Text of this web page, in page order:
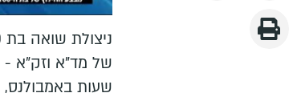
שעות באמבולנס,